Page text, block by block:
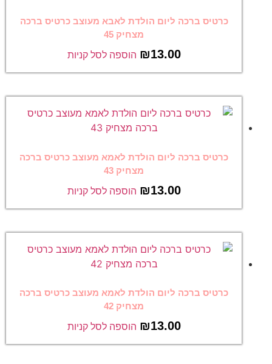
כרטיס ברכה ליום הולדת לאבא מעוצב כרטיס ברכה
מצחיק 45
₪13.00 הוספה לסל קניות
כרטיס ברכה ליום הולדת לאמא מעוצב כרטיס ברכה
מצחיק 43
₪13.00 הוספה לסל קניות
כרטיס ברכה ליום הולדת לאמא מעוצב כרטיס ברכה
מצחיק 42
₪13.00 הוספה לסל קניות